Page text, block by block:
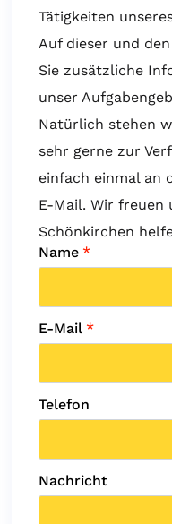
Tätigkeiten
Auf dieser und
Sie zusätzliche
unser
Natürlich stehen
sehr gerne zur
einfach einmal an
E-Mail. Wir freuen
Schönkirchen
Name *
E-Mail *
Telefon
Nachricht